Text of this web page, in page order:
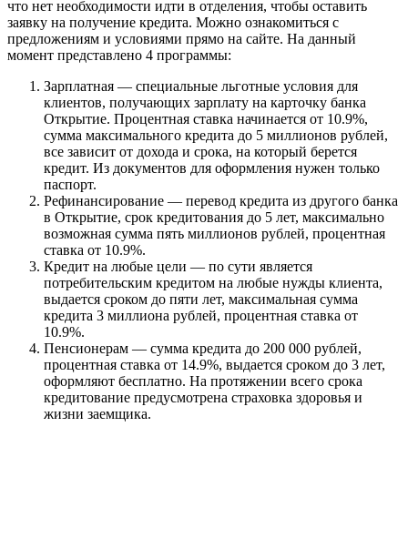
что нет необходимости идти в отделения, чтобы оставить
заявку на получение кредита. Можно ознакомиться с
предложениям и условиями прямо на сайте. На данный
момент представлено 4 программы:
Зарплатная — специальные льготные условия для
клиентов, получающих зарплату на карточку банка
Открытие. Процентная ставка начинается от 10.9%,
сумма максимального кредита до 5 миллионов рублей,
все зависит от дохода и срока, на который берется
кредит. Из документов для оформления нужен только
паспорт.
Рефинансирование — перевод кредита из другого банка
в Открытие, срок кредитования до 5 лет, максимально
возможная сумма пять миллионов рублей, процентная
ставка от 10.9%.
Кредит на любые цели — по сути является
потребительским кредитом на любые нужды клиента,
выдается сроком до пяти лет, максимальная сумма
кредита 3 миллиона рублей, процентная ставка от
10.9%.
Пенсионерам — сумма кредита до 200 000 рублей,
процентная ставка от 14.9%, выдается сроком до 3 лет,
оформляют бесплатно. На протяжении всего срока
кредитование предусмотрена страховка здоровья и
жизни заемщика.